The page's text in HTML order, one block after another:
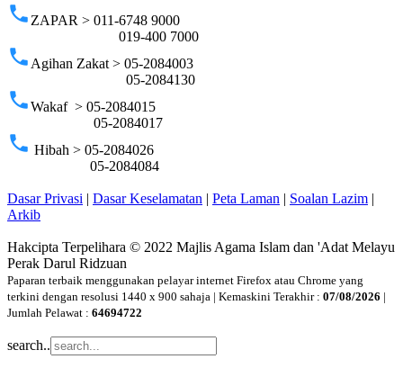
phone ZAPAR > 011-6748 9000
019-400 7000
phone Agihan Zakat > 05-2084003
05-2084130
phoneWakaf > 05-2084015
05-2084017
phone Hibah > 05-2084026
05-2084084
Dasar Privasi | Dasar Keselamatan | Peta Laman | Soalan Lazim |
Arkib
Hakcipta Terpelihara © 2022 Majlis Agama Islam dan 'Adat Melayu
Perak Darul Ridzuan
Paparan terbaik menggunakan pelayar internet Firefox atau Chrome yang
terkini dengan resolusi 1440 x 900 sahaja | Kemaskini Terakhir : 07/08/2026 |
Jumlah Pelawat : 64694722
search..